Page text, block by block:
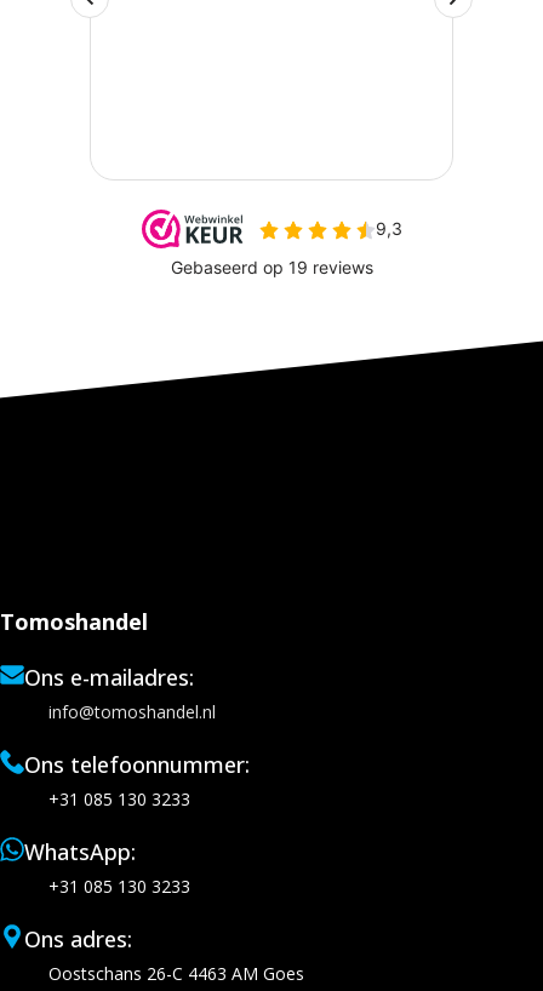
Tomoshandel
Ons e-mailadres:
info@tomoshandel.nl
Ons telefoonnummer:
+31 085 130 3233
WhatsApp:
+31 085 130 3233
Ons adres:
Oostschans 26-C 4463 AM Goes